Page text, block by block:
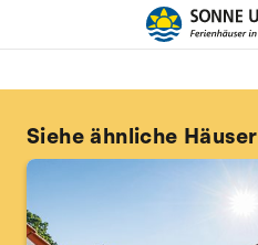
Siehe ähnliche Häuser